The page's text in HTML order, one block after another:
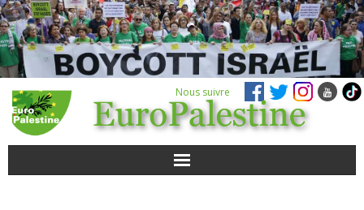
Nous suivre